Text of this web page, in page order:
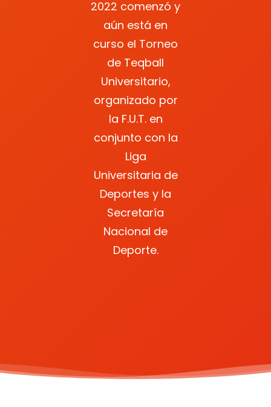
2022 comenzó y
aún está en
curso el Torneo
de Teqball
Universitario,
organizado por
la F.U.T. en
conjunto con la
Liga
Universitaria de
Deportes y la
Secretaría
Nacional de
Deporte.